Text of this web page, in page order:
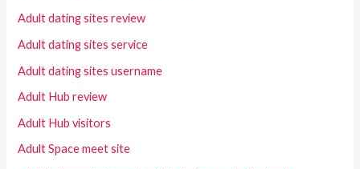
Adult dating sites review
Adult dating sites service
Adult dating sites username
Adult Hub review
Adult Hub visitors
Adult Space meet site